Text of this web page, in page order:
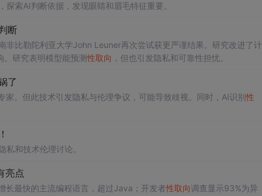
探索AI判断依据，发现眼睛和眉毛特征重要。
断
非比勒陀利亚大学John Leuner再次尝试获更严谨结果。研究改进了计
。研究表明模型能预测性取向 ，但也引发隐私和可靠性担忧。
了
。但此技术引发隐私与伦理争议，可能导致歧视。同时，AI识别性
私和技术伦理讨论。
亮点
最快的主流编程语言，超过Java；开发者性取向调查显示93%为异